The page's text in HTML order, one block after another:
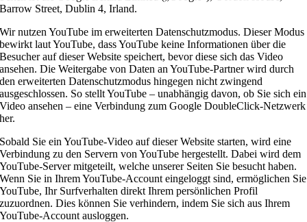
Barrow Street, Dublin 4, Irland.
Wir nutzen YouTube im erweiterten Datenschutzmodus. Dieser Modus
bewirkt laut YouTube, dass YouTube keine Informationen über die
Besucher auf dieser Website speichert, bevor diese sich das Video
ansehen. Die Weitergabe von Daten an YouTube-Partner wird durch
den erweiterten Datenschutzmodus hingegen nicht zwingend
ausgeschlossen. So stellt YouTube – unabhängig davon, ob Sie sich ein
Video ansehen – eine Verbindung zum Google DoubleClick-Netzwerk
her.
Sobald Sie ein YouTube-Video auf dieser Website starten, wird eine
Verbindung zu den Servern von YouTube hergestellt. Dabei wird dem
YouTube-Server mitgeteilt, welche unserer Seiten Sie besucht haben.
Wenn Sie in Ihrem YouTube-Account eingeloggt sind, ermöglichen Sie
YouTube, Ihr Surfverhalten direkt Ihrem persönlichen Profil
zuzuordnen. Dies können Sie verhindern, indem Sie sich aus Ihrem
YouTube-Account ausloggen.